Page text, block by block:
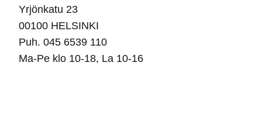
Yrjönkatu 23
00100 HELSINKI
Puh. 045 6539 110
Ma-Pe klo 10-18, La 10-16